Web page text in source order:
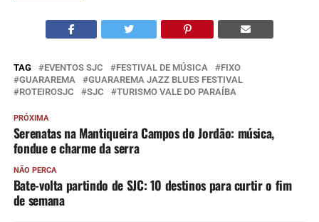
TAG EVENTOS SJC FESTIVAL DE MÚSICA
FIXO
GUARAREMA
GUARAREMA JAZZ BLUES FESTIVAL
ROTEIROSJC
SJC TURISMO VALE DO PARAÍBA
PRÓXIMA
Serenatas na Mantiqueira Campos do Jordão: música,
fondue e charme da serra
NÃO PERCA
Bate-volta partindo de SJC: 10 destinos para curtir o fim
de semana